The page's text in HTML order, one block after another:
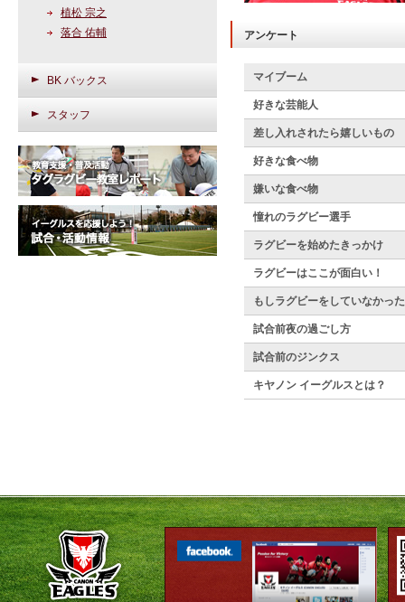
植松 宗之
落合 佑輔
BK バックス
スタッフ
アンケート
マイブーム
好きな芸能人
差し入れされたら嬉しいもの
好きな食べ物
嫌いな食べ物
憧れのラグビー選手
ラグビーを始めたきっかけ
ラグビーはここが面白い！
もしラグビーをしていなかっ
試合前夜の過ごし方
試合前のジンクス
キヤノン イーグルスとは？